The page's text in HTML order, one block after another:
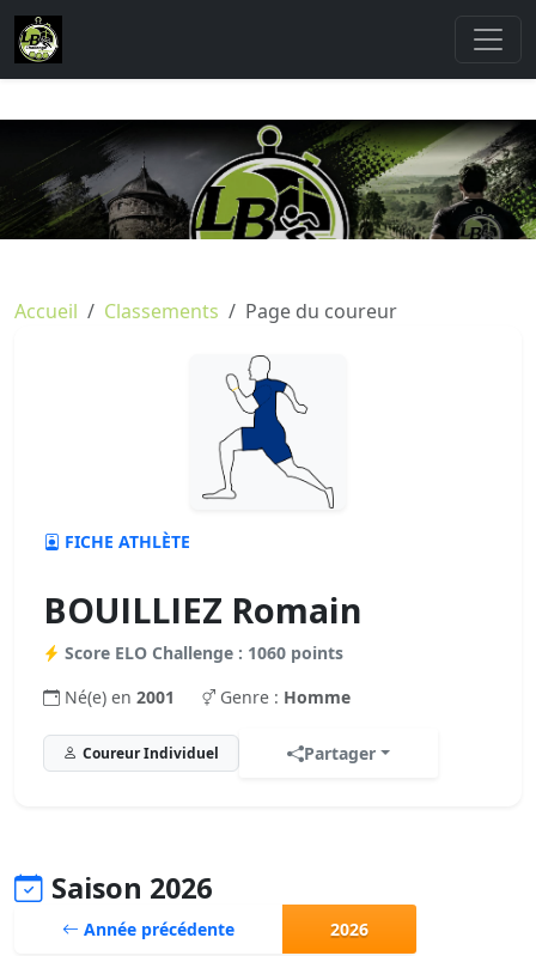
Accueil Classements Page du coureur
FICHE ATHLÈTE
BOUILLIEZ Romain
Score ELO Challenge : 1060 points
Né(e) en 2001 Genre : Homme
Coureur Individuel Partager
Saison 2026
Année précédente 2026